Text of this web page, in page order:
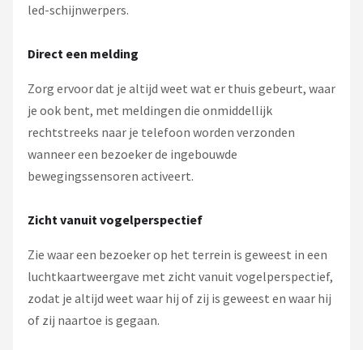
led-schijnwerpers.
Direct een melding
Zorg ervoor dat je altijd weet wat er thuis gebeurt, waar
je ook bent, met meldingen die onmiddellijk
rechtstreeks naar je telefoon worden verzonden
wanneer een bezoeker de ingebouwde
bewegingssensoren activeert.
Zicht vanuit vogelperspectief
Zie waar een bezoeker op het terrein is geweest in een
luchtkaartweergave met zicht vanuit vogelperspectief,
zodat je altijd weet waar hij of zij is geweest en waar hij
of zij naartoe is gegaan.